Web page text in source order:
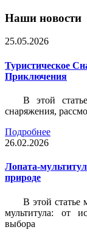
Наши новости
25.05.2026
Туристическое
Приключения
В этой
снаряжения,
Подробнее
26.02.2026
Лопата-
природе
В этой статье
мультитула: от
выбора